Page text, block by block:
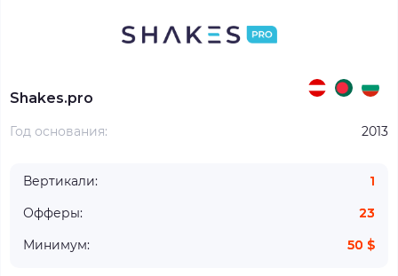
Shakes.pro
Год основания: 2013
Вертикали:
1
Офферы:
23
Минимум:
50 $